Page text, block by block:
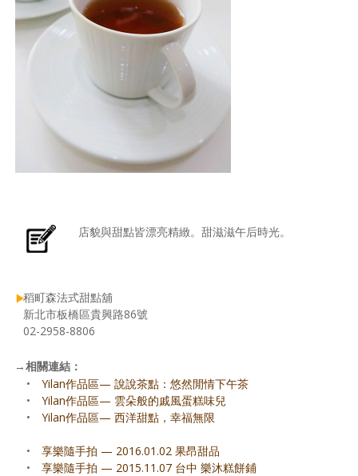
店貌與甜點皆漂亮精緻。甜滋滋午后時光。
稻町森法式甜點舖
新北市板橋區貴興路86號
02-2958-8806
→相關連結：
•
Yilan作品區— 說說茶點：悠然閒情下午茶
•
Yilan作品區— 雲朵般的戚風蛋糕味兒
•
Yilan作品區— 西洋甜點，幸福無限
•
享樂隨手拍 — 2016.01.02 果昂甜品
•
享樂隨手拍 — 2015.11.07 台中 樂沐糕餅鋪